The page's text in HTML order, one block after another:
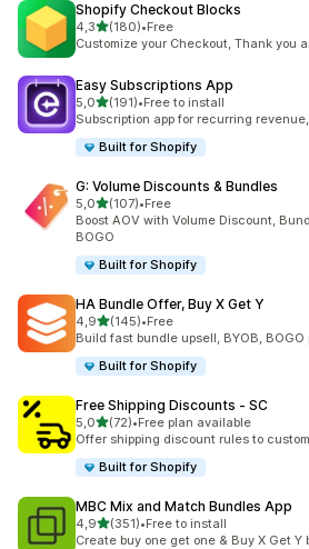
Shopify Checkout Blocks
4,3z 5 hvězd
(180)
Celkový počet recenzí: 180
•Free
Customize your Checkout, Thank you
Easy Subscriptions App
5,0z 5 hvězd
(191)
Celkový počet recenzí: 191
•Free to install
Subscription app for recurring
Built for Shopify
G: Volume Discounts & Bundles
5,0z 5 hvězd
(107)
Celkový počet recenzí: 107
•Free
Boost AOV with Volume Discount,
BOGO
Built for Shopify
HA Bundle Offer, Buy X Get Y
4,9z 5 hvězd
(145)
Celkový počet recenzí: 145
•Free
Build fast bundle upsell, BYOB,
Built for Shopify
Free Shipping Discounts ‑ SC
5,0z 5 hvězd
(72)
Celkový počet recenzí: 72
•Free plan available
Offer shipping discount rules to
Built for Shopify
MBC Mix and Match Bundles App
4,9z 5 hvězd
(351)
Celkový počet recenzí: 351
•Free to install
Create buy one get one & Buy X Get